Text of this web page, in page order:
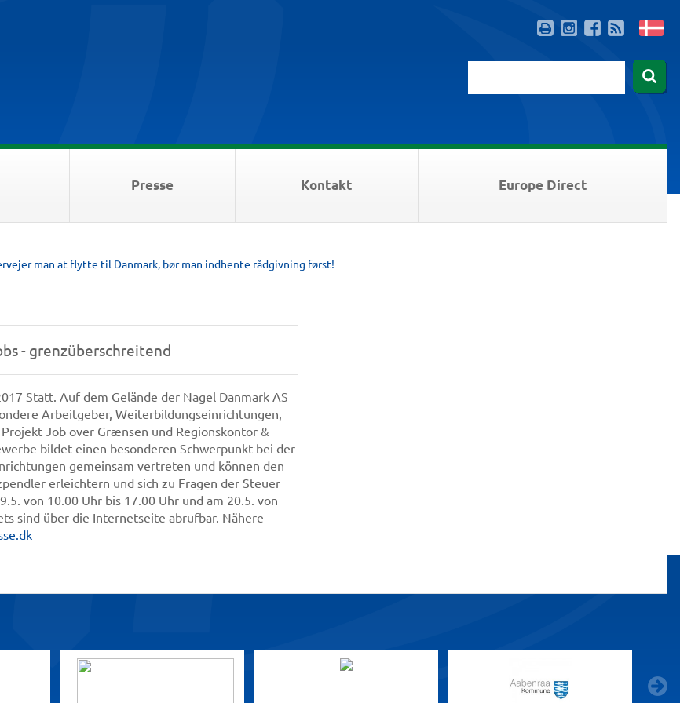
Presse Kontakt Europe Direct
man at flytte til Danmark, bør man indhente rådgivning først!
- grenzüberschreitend
Statt. Auf dem Gelände der Nagel Danmark AS
Arbeitgeber, Weiterbildungseinrichtungen,
Job over Grænsen und Regionskontor &
bildet einen besonderen Schwerpunkt bei der
gemeinsam vertreten und können den
erleichtern und sich zu Fragen der Steuer
von 10.00 Uhr bis 17.00 Uhr und am 20.5. von
sind über die Internetseite abrufbar. Nähere